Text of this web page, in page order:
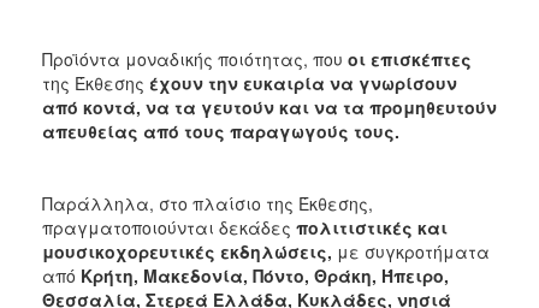
Προϊόντα μοναδικής ποιότητας, που οι επισκέπτες
της Έκθεσης έχουν την ευκαιρία να γνωρίσουν
από κοντά, να τα γευτούν και να τα προμηθευτούν
απευθείας από τους παραγωγούς τους.
Παράλληλα, στο πλαίσιο της Έκθεσης,
πραγματοποιούνται δεκάδες πολιτιστικές και
μουσικοχορευτικές εκδηλώσεις, με συγκροτήματα
από Κρήτη, Μακεδονία, Πόντο, Θράκη, Ήπειρο,
Θεσσαλία, Στερεά Ελλάδα, Κυκλάδες, νησιά